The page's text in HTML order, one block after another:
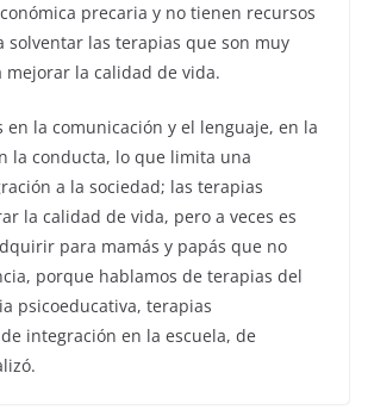
precaria y no tienen recursos
solventar las terapias que son muy
mejorar la calidad de vida.
en la comunicación y el lenguaje, en la
la conducta, lo que limita una
a la sociedad; las terapias
la calidad de vida, pero a veces es
para mamás y papás que no
porque hablamos de terapias del
psicoeducativa, terapias
integración en la escuela, de